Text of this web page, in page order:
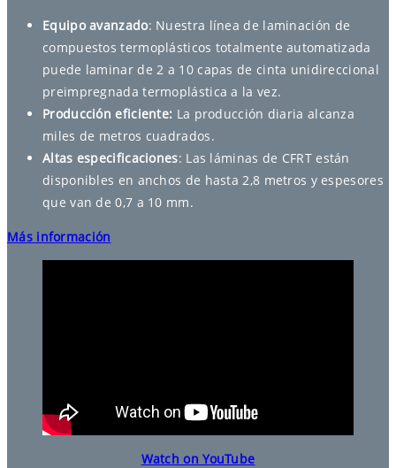
Equipo avanzado: Nuestra línea de laminación de
compuestos termoplásticos totalmente automatizada
puede laminar de 2 a 10 capas de cinta unidireccional
preimpregnada termoplástica a la vez.
Producción eficiente: La producción diaria alcanza
miles de metros cuadrados.
Altas especificaciones: Las láminas de CFRT están
disponibles en anchos de hasta 2,8 metros y espesores
que van de 0,7 a 10 mm.
Más información
Watch on YouTube